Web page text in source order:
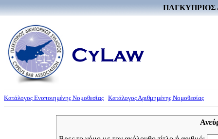
ΠΑΓΚΥΠΡΙΟΣ
Κατάλογος Ενοποιημένης Νομοθεσίας Κατάλογος Αριθμημένης Νομοθεσίας